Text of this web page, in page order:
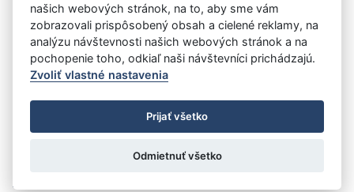
Vystavil:Ministerstvo dopravy Slovenskej republiky
Úrad vlády SR
- Všetky práva vyhradené
Prehlásenie o prístupnosti
Zmluvy do 31.12.2010
Nastavenia cookies
: Aglo Solutions
našich webových stránok, na to, aby sme vám
zobrazovali prispôsobený obsah a cielené reklamy, na
analýzu návštevnosti našich webových stránok a na
pochopenie toho, odkiaľ naši návštevníci prichádzajú.
Zvoliť vlastné nastavenia
Prijať všetko
Odmietnuť všetko